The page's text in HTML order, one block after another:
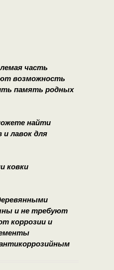
часть
возможность
память родных
найти
лавок для
ковки
и не требуют
коррозии и